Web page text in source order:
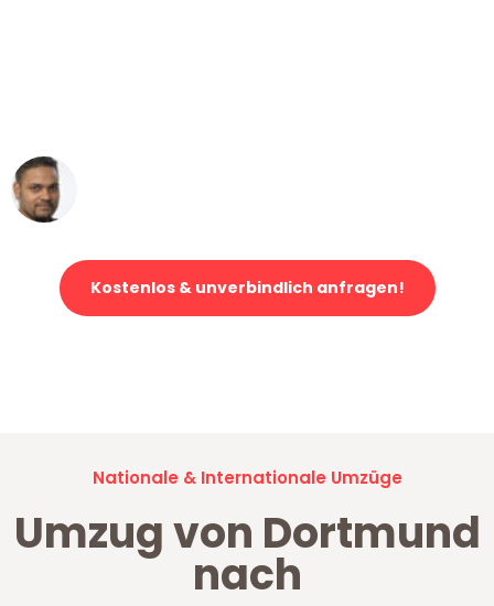
Kostenlos & unverbindlich anfragen!
Nationale & Internationale Umzüge
Umzug von Dortmund
nach